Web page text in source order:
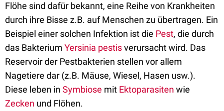
Flöhe sind dafür bekannt, eine Reihe von Krankheiten
durch ihre Bisse z.B. auf Menschen zu übertragen. Ein
Beispiel einer solchen Infektion ist die Pest, die durch
das Bakterium Yersinia pestisverursacht wird. Das
Reservoir der Pestbakterien stellen vor allem
Nagetiere dar (z.B. Mäuse, Wiesel, Hasen usw.).
Diese leben in Symbiose mit Ektoparasiten wie
Zecken und Flöhen.